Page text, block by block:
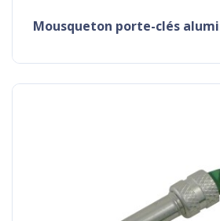
mousqueton porte-clés